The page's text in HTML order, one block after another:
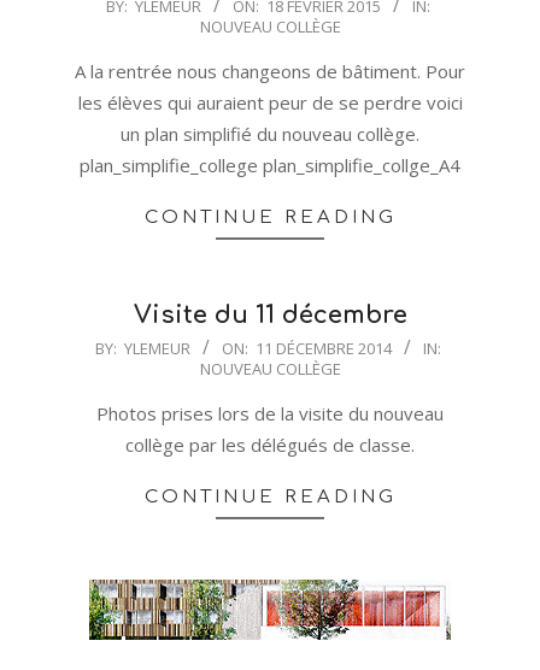
18
BY: YLEMEUR ON: 18 FÉVRIER 2015
IN:
NOUVEAU COLLÈGE
A la rentrée nous changeons de bâtiment. Pour
les élèves qui auraient peur de se perdre voici
un plan simplifié du nouveau collège.
plan_simplifie_college plan_simplifie_collge_A4
CONTINUE READING
Visite du 11 décembre
2014-
BY: YLEMEUR ON: 11 DÉCEMBRE 2014
IN:
NOUVEAU COLLÈGE
Photos prises lors de la visite du nouveau
collège par les délégués de classe.
CONTINUE READING